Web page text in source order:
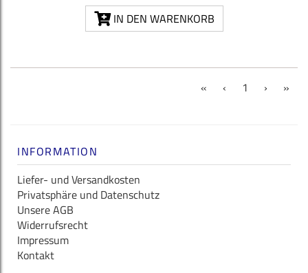
IN DEN WARENKORB
« ‹ 1 (current)
› »
INFORMATION
Liefer- und Versandkosten
Privatsphäre und Datenschutz
Unsere AGB
Widerrufsrecht
Impressum
Kontakt